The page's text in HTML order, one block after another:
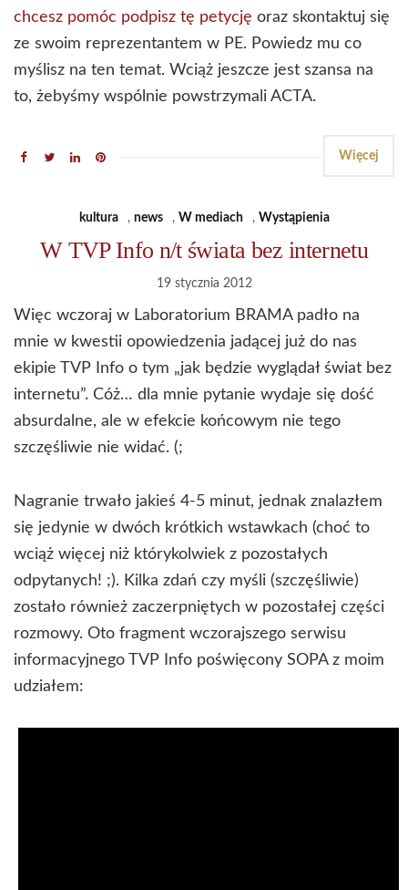
chcesz pomóc podpisz tę petycję oraz skontaktuj się
ze swoim reprezentantem w PE. Powiedz mu co
myślisz na ten temat. Wciąż jeszcze jest szansa na
to, żebyśmy wspólnie powstrzymali ACTA.
Więcej
kultura , news , W mediach , Wystąpienia
W TVP Info n/t świata bez internetu
19 stycznia 2012
Więc wczoraj w Laboratorium BRAMA padło na
mnie w kwestii opowiedzenia jadącej już do nas
ekipie TVP Info o tym „jak będzie wyglądał świat bez
internetu”. Cóż… dla mnie pytanie wydaje się dość
absurdalne, ale w efekcie końcowym nie tego
szczęśliwie nie widać. (;
Nagranie trwało jakieś 4-5 minut, jednak znalazłem
się jedynie w dwóch krótkich wstawkach (choć to
wciąż więcej niż którykolwiek z pozostałych
odpytanych! ;). Kilka zdań czy myśli (szczęśliwie)
zostało również zaczerpniętych w pozostałej części
rozmowy. Oto fragment wczorajszego serwisu
informacyjnego TVP Info poświęcony SOPA z moim
udziałem: